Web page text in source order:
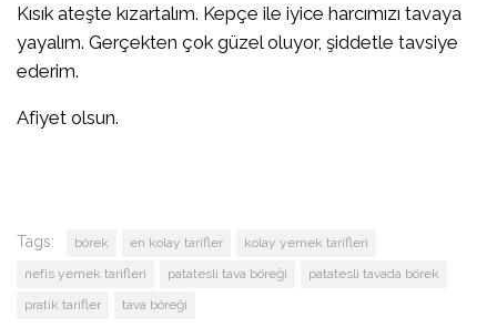
Kısık ateşte kızartalım. Kepçe ile iyice harcımızı tavaya
yayalım. Gerçekten çok güzel oluyor, şiddetle tavsiye
ederim.
Afiyet olsun.
Tags: börek en kolay tarifler
kolay yemek tarifleri
nefis yemek tarifleri
patatesli tava böreği
patatesli tavada börek
pratik tarifler
tava böreği